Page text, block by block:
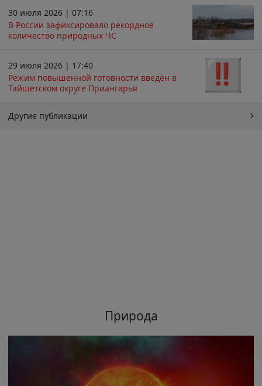
30 июля 2026 | 07:16
В России зафиксировало рекордное
количество природных ЧС
29 июля 2026 | 17:40
Режим повышенной готовности введён в
Тайшетском округе Приангарья
Другие публикации
Природа